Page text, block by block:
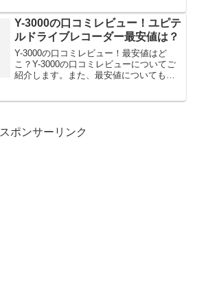
ーセレクト機能が豊富で、自分の好みに
合わせてカスタマイズできる点が気に入
っています。さらに、ドライブレコーダ
ーとの相互通信対応も便利です。」以上
のような口コミからもわかるように、AR-
W88LAは高性能で信頼性の高いGPSレー
ダー探知機として評価されています。
エース専用、U...
Y-3000の口コミレビュー！ユピテ
ルドライブレコーダー最安値は？
Y-3000の口コミレビュー！最安値はど
こ？Y-3000の口コミレビューについてご
紹介します。また、最安値についてもお
スポンサーリンク